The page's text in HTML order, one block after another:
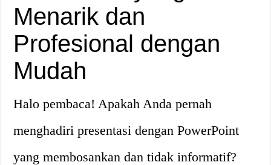
Menarik dan
Profesional dengan
Mudah
Halo pembaca! Apakah Anda pernah
menghadiri presentasi dengan PowerPoint
yang membosankan dan tidak informatif?